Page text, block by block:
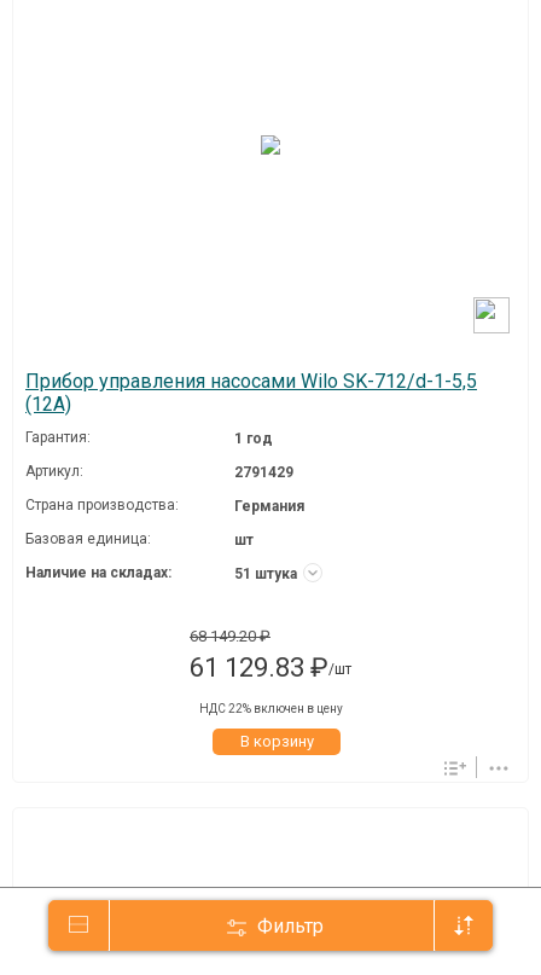
Фильтр
Прибор управления насосами Wilo SK-712/d-1-5,5
(12A)
Гарантия:
1 год
Артикул:
2791429
Страна производства:
Германия
Базовая единица:
шт
Наличие на складах:
51 штука
68 149.20 ₽
61 129.83 ₽/шт
НДС 22% включен в цену
В корзину